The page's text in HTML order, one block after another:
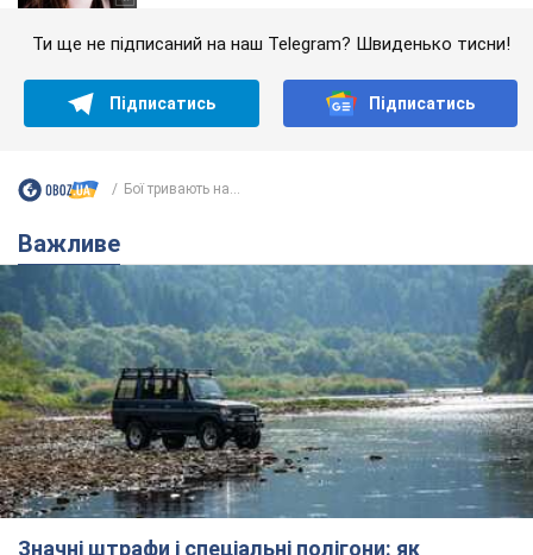
Ти ще не підписаний на наш Telegram? Швиденько тисни!
Підписатись Підписатись
Бої тривають на...
Важливе
Значні штрафи і спеціальні полігони: як